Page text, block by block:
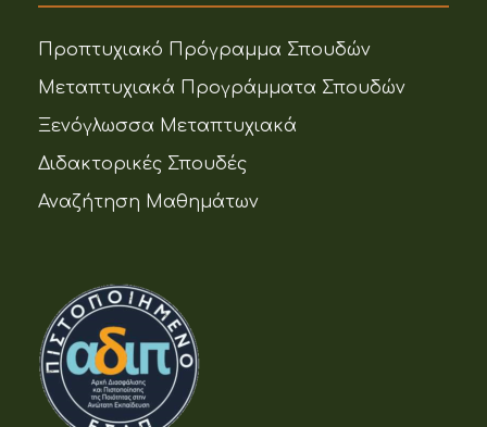
Προπτυχιακό Πρόγραμμα Σπουδών
Μεταπτυχιακά Προγράμματα Σπουδών
Ξενόγλωσσα Μεταπτυχιακά
Διδακτορικές Σπουδές
Αναζήτηση Μαθημάτων